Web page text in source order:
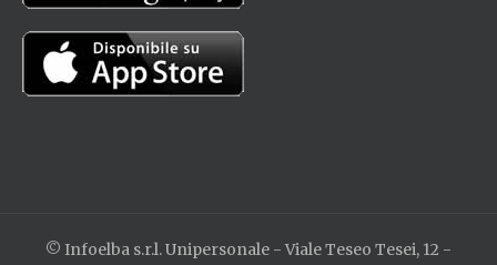
© Infoelba s.r.l. Unipersonale - Viale Teseo Tesei, 12 -